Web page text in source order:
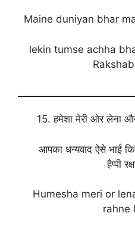
Maine duniyan bhar
lekin tumse achha
15. हमेशा मेरी ओर लेना
आपका धन्यवाद ऐसे भाई
हैप्पी
Humesha meri or
rahne